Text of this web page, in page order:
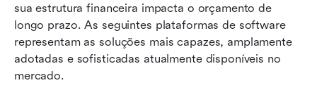
sua estrutura financeira impacta o orçamento de
longo prazo. As seguintes plataformas de software
representam as soluções mais capazes, amplamente
adotadas e sofisticadas atualmente disponíveis no
mercado.